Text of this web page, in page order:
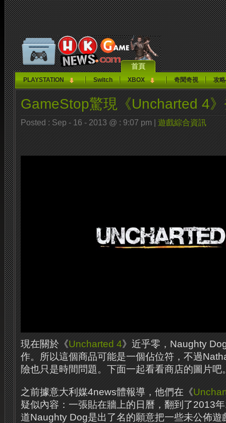
首頁
PLAYSTATION Switch XBOX 奇聞奇視 攻
GameStop驚現《Uncharted 4
Posted : Sep - 16 - 2013 @ : 9:07 pm | 遊戲綜合資訊
現在關於《Uncharted 4》近乎零，Naughty
作。所以這個商品可能是一個佔位符，不過
險也只是時間問題。下面一起看看商店的圖片吧
之前據意大利媒4news體報導，他們在《
疑似內容：一張貼在牆上的日曆，翻到了2013
道Naughty Dog是出了名的願意把一些未公佈遊